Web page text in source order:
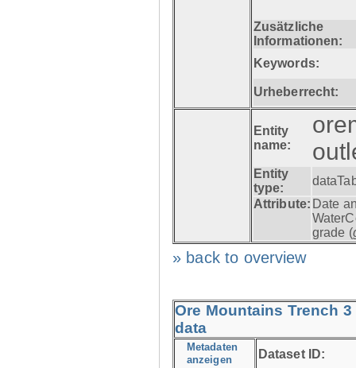
Zusätzliche
Informationen:
Keywords:
Urheberrecht:
Entity
name:
Entity
type:
Attribute: Date
grade (
» back to overview
Ore Mountains Trench
data
Metadaten
anzeigen Dataset ID: